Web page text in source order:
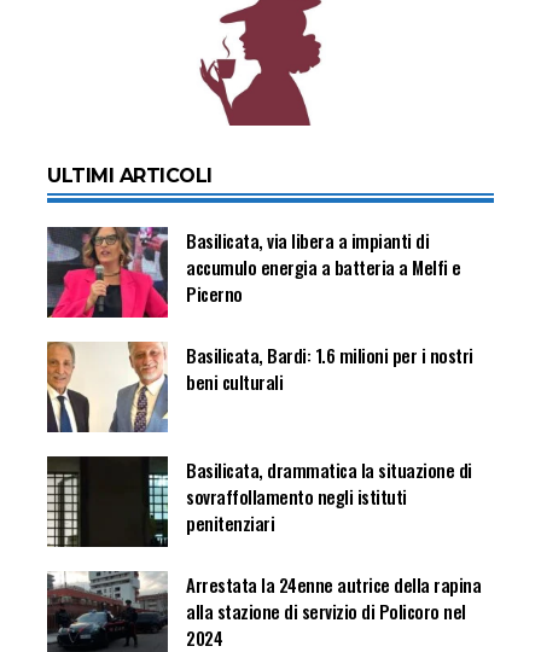
ULTIMI ARTICOLI
Basilicata, via libera a impianti di
accumulo energia a batteria a Melfi e
Picerno
Basilicata, Bardi: 1.6 milioni per i nostri
beni culturali
Basilicata, drammatica la situazione di
sovraffollamento negli istituti
penitenziari
Arrestata la 24enne autrice della rapina
alla stazione di servizio di Policoro nel
2024